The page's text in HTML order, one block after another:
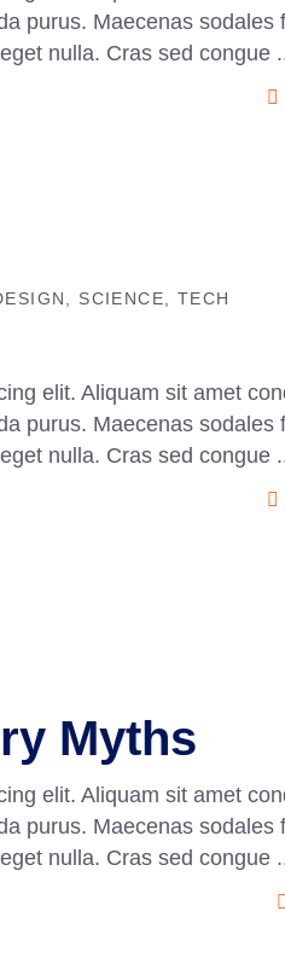
purus. Maecenas sodales
nulla. Cras sed congue
SCIENCE TECH
elit. Aliquam sit amet
purus. Maecenas sodales
nulla. Cras sed congue
Myths
elit. Aliquam sit amet
purus. Maecenas sodales
nulla. Cras sed congue